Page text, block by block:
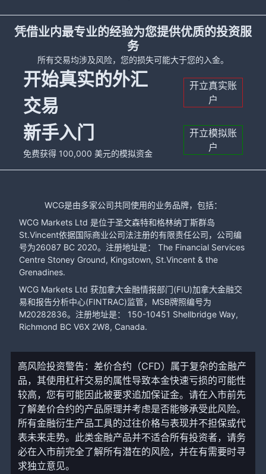
凭借业内最专业的经验为您提供优质的投资服
务
所有交易均涉及风险，您的损失可能大于您的入金。
开始真实的外汇
交易
开立真实账
户
新手入门
免费获得 100,000 美元的模拟资金
开立模拟账
户
WCG是由多家公司共同使用的业务品牌，包括：
WCG Markets Ltd 是位于圣文森特和格林纳丁斯群岛
St.Vincent依据国际商业公司法注册的有限责任公司，公司编
号为26087 BC 2020。注册地址是： The Financial Services
Centre Stoney Ground, Kingstown, St.Vincent & the
Grenadines.
WCG Markets Ltd 获加拿大金融情报部门(FIU)加拿大金融交
易和报告分析中心(FINTRAC)监管，MSB牌照编号为
M20282836。注册地址是： 150-10451 Shellbridge Way,
Richmond BC V6X 2W8, Canada.
高风险投资警告：差价合约（CFD）属于复杂的金融产
品，其使用杠杆交易的属性导致本金快速亏损的可能性
较高，您有可能因此被要求追加保证金。请在入市前先
了解差价合约的产品原理并考虑是否能够承受此风险。
所有金融衍生产品工具的过往价格与表现并不担保或代
表未来走势。此类金融产品并不适合所有投资者，请务
必在入市前完全了解所有潜在的风险，并在有需要时寻
求独立意见。